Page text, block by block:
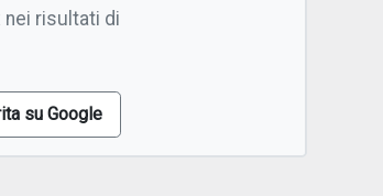
nei risultati di
su Google